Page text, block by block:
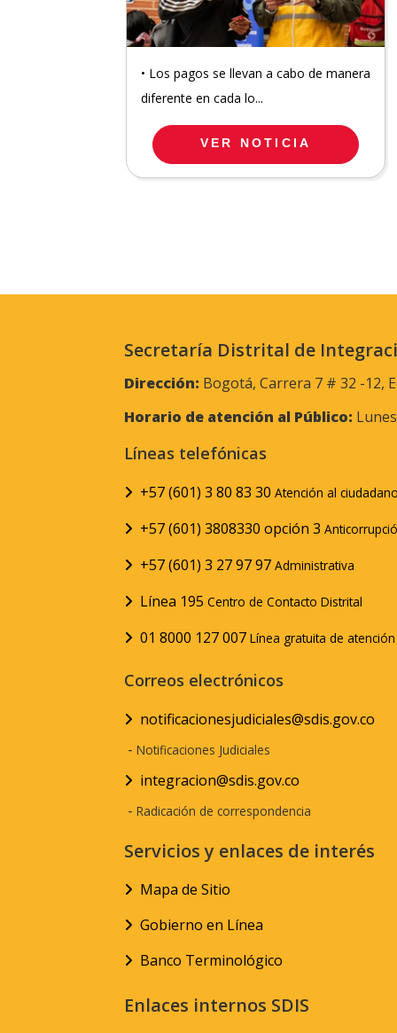
• Los pagos se llevan a cabo de manera
diferente en cada lo...
VER NOTICIA
Secretaría Distrital de
Dirección: Bogotá, Carrera 7 # 32 -12,
Horario de atención al Público:
Líneas telefónicas
+57 (601) 3 80 83 30 Atención al
+57 (601) 3808330 opción 3
+57 (601) 3 27 97 97 Administrativa
Línea 195 Centro de Contacto Distrital
01 8000 127 007 Línea gratuita de
Correos electrónicos
notificacionesjudiciales@sdis.gov.co
- Notificaciones Judiciales
integracion@sdis.gov.co
- Radicación de correspondencia
Servicios y enlaces de interés
Mapa de Sitio
Gobierno en Línea
Banco Terminológico
Enlaces internos SDIS